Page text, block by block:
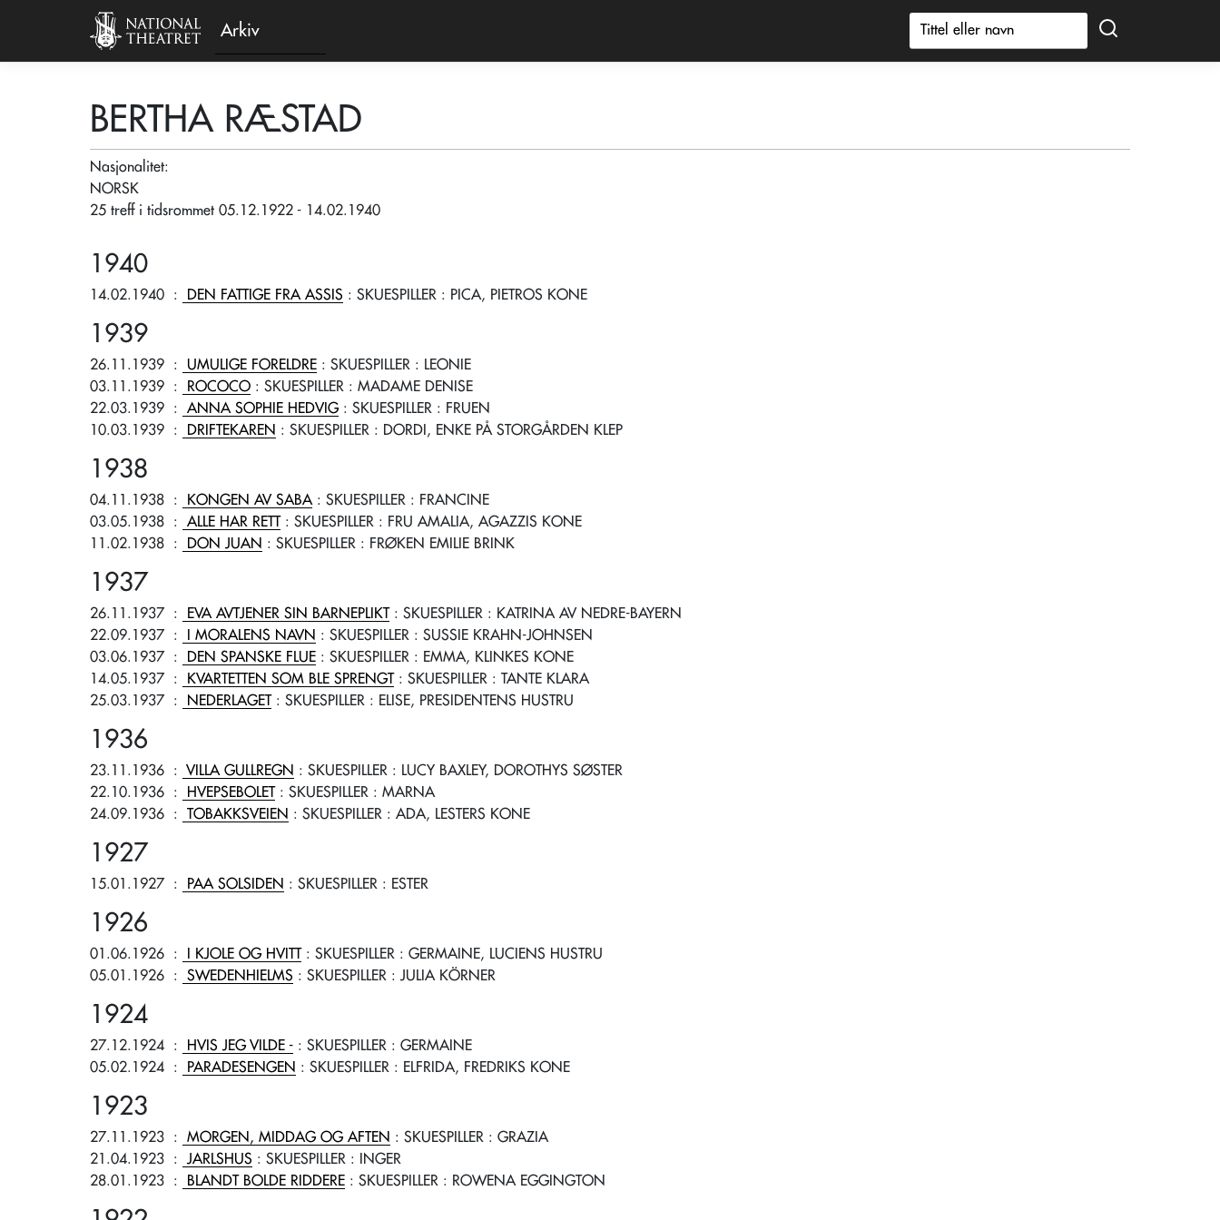
Arkiv
BERTHA RÆSTAD
Nasjonalitet:
NORSK
25 treff i tidsrommet 05.12.1922 - 14.02.1940
1940
14.02.1940 : DEN FATTIGE FRA ASSIS : SKUESPILLER : PICA, PIETROS KONE
1939
26.11.1939 : UMULIGE FORELDRE : SKUESPILLER : LEONIE
03.11.1939 : ROCOCO : SKUESPILLER : MADAME DENISE
22.03.1939 : ANNA SOPHIE HEDVIG: SKUESPILLER : FRUEN
10.03.1939 : DRIFTEKAREN : SKUESPILLER : DORDI, ENKE PÅ STORGÅRDEN KLEP
1938
04.11.1938 : KONGEN AV SABA : SKUESPILLER : FRANCINE
03.05.1938 : ALLE HAR RETT: SKUESPILLER : FRU AMALIA, AGAZZIS KONE
11.02.1938 : DON JUAN : SKUESPILLER : FRØKEN EMILIE BRINK
1937
26.11.1937 : EVA AVTJENER SIN BARNEPLIKT: SKUESPILLER : KATRINA AV NEDRE-BAYERN
22.09.1937 : I MORALENS NAVN : SKUESPILLER : SUSSIE KRAHN-JOHNSEN
03.06.1937 : DEN SPANSKE FLUE : SKUESPILLER : EMMA, KLINKES KONE
14.05.1937 : KVARTETTEN SOM BLE SPRENGT: SKUESPILLER : TANTE KLARA
25.03.1937 : NEDERLAGET: SKUESPILLER : ELISE, PRESIDENTENS HUSTRU
1936
23.11.1936 : VILLA GULLREGN : SKUESPILLER : LUCY BAXLEY, DOROTHYS SØSTER
22.10.1936 : HVEPSEBOLET: SKUESPILLER : MARNA
24.09.1936 : TOBAKKSVEIEN : SKUESPILLER : ADA, LESTERS KONE
1927
15.01.1927 : PAA SOLSIDEN : SKUESPILLER : ESTER
1926
01.06.1926 : I KJOLE OG HVITT: SKUESPILLER : GERMAINE, LUCIENS HUSTRU
05.01.1926 : SWEDENHIELMS : SKUESPILLER : JULIA KÖRNER
1924
27.12.1924 : HVIS JEG VILDE - : SKUESPILLER : GERMAINE
05.02.1924 : PARADESENGEN : SKUESPILLER : ELFRIDA, FREDRIKS KONE
1923
27.11.1923 : MORGEN, MIDDAG OG AFTEN : SKUESPILLER : GRAZIA
21.04.1923 : JARLSHUS : SKUESPILLER : INGER
28.01.1923 : BLANDT BOLDE RIDDERE : SKUESPILLER : ROWENA EGGINGTON